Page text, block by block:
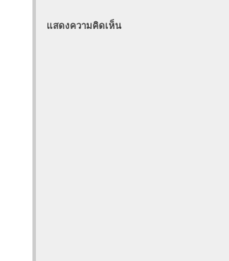
แสดงความคิดเห็น